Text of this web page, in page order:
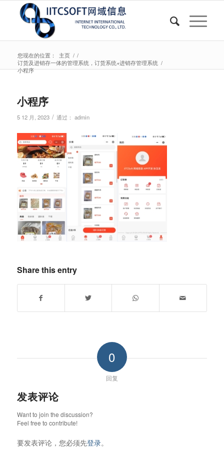
您现在的位置： 主页 / /
订货及进销存一体的管理系统，订货系统+进销存管理系统 /
小程序
小程序
5 12 月, 2023 / 通过： admin
Share this entry
0
回复
发表评论
Want to join the discussion?
Feel free to contribute!
要发表评论，您必须先登录。